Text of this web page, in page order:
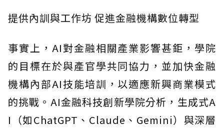
提供內訓與工作坊 促進金融機構數位轉型
事實上，AI對金融相關產業影響甚鉅，學院
的目標在於與產官學共同協力，並加快金融
機構內部AI技能培訓，以適應新興商業模式
的挑戰。AI金融科技創新學院分析，生成式A
I（如ChatGPT、Claude、Gemini）與深層